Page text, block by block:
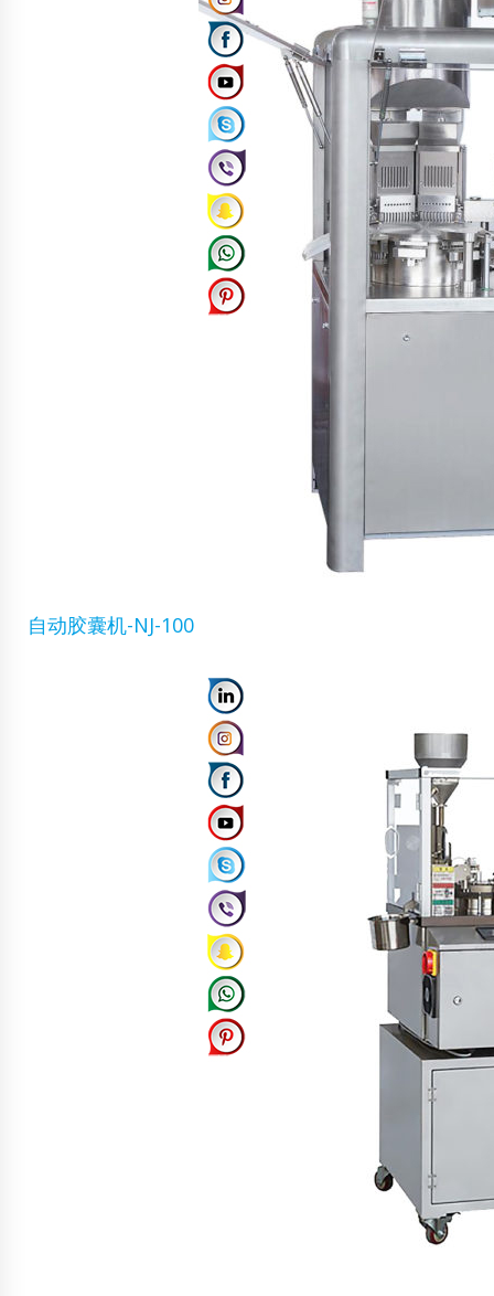
自动胶囊机-NJ-100